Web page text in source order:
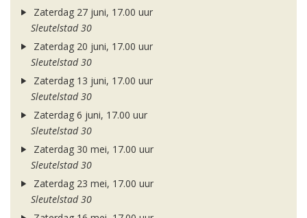
Zaterdag 27 juni, 17.00 uur
Sleutelstad 30
Zaterdag 20 juni, 17.00 uur
Sleutelstad 30
Zaterdag 13 juni, 17.00 uur
Sleutelstad 30
Zaterdag 6 juni, 17.00 uur
Sleutelstad 30
Zaterdag 30 mei, 17.00 uur
Sleutelstad 30
Zaterdag 23 mei, 17.00 uur
Sleutelstad 30